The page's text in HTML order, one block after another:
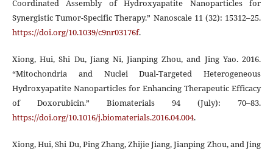
Coordinated Assembly of Hydroxyapatite Nanoparticles for
Synergistic Tumor-Specific Therapy.” Nanoscale 11 (32): 15312–25.
https://doi.org/10.1039/c9nr03176f.
Xiong, Hui, Shi Du, Jiang Ni, Jianping Zhou, and Jing Yao. 2016.
“Mitochondria and Nuclei Dual-Targeted Heterogeneous
Hydroxyapatite Nanoparticles for Enhancing Therapeutic Efficacy
of Doxorubicin.” Biomaterials 94 (July): 70–83.
https://doi.org/10.1016/j.biomaterials.2016.04.004.
Xiong, Hui, Shi Du, Ping Zhang, Zhijie Jiang, Jianping Zhou, and Jing